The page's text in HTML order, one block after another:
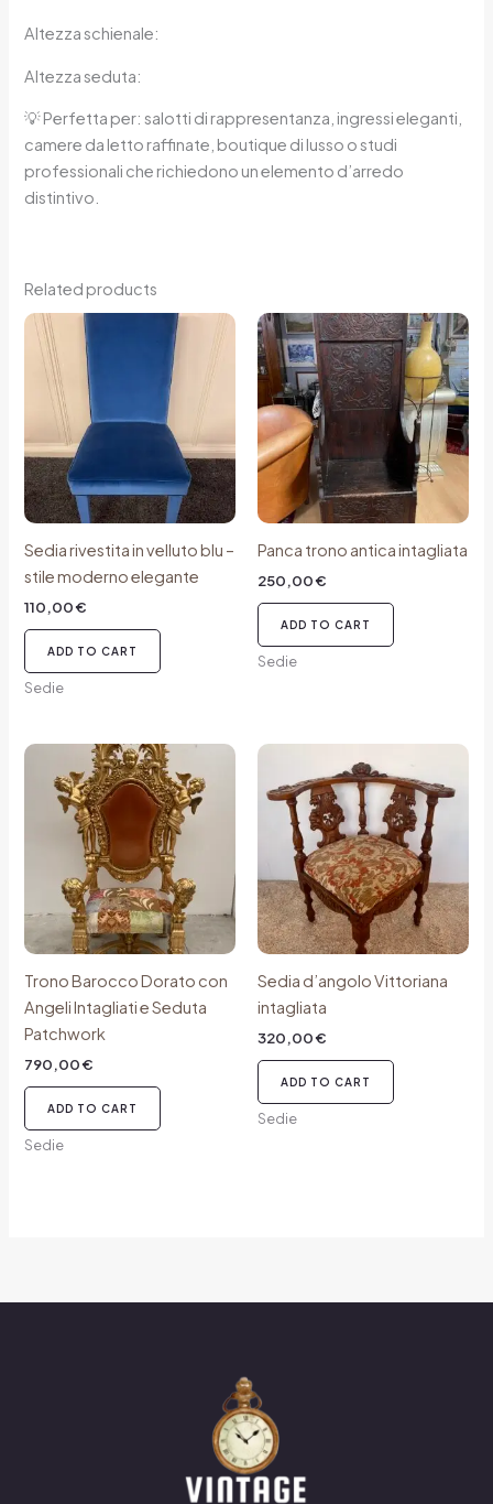
Altezza schienale:
Altezza seduta:
💡 Perfetta per: salotti di rappresentanza, ingressi eleganti,
camere da letto raffinate, boutique di lusso o studi
professionali che richiedono un elemento d’arredo
distintivo.
Related products
Sedia rivestita in velluto blu –
stile moderno elegante
110,00€
ADD TO CART
Sedie
Panca trono antica intagliata
250,00€
ADD TO CART
Sedie
Trono Barocco Dorato con
Angeli Intagliati e Seduta
Patchwork
790,00€
ADD TO CART
Sedie
Sedia d’angolo Vittoriana
intagliata
320,00€
ADD TO CART
Sedie